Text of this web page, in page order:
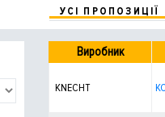
УСІ ПРОПОЗИЦІЇ
Виробник
KNECHT